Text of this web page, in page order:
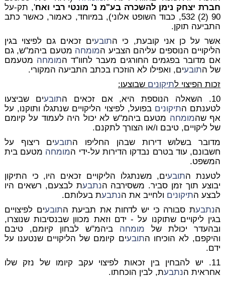
חברת יצחק נימן להשכרה בע"מ נ' מונטי רבי ואח', תק-על
90 (2) 532, כבוד השופט אלוני), במיוחד, כאמור, כאשר כתב
התביעה תוקן.
אשר על כן אני קובעת, כי התובעים זכאים גם לפיצוי בגין
הליקויים הנוספים עליהם הצביע המומחה מטעם ביהמ"ש, גם
אם מדובר בפגמים החורגים מעבר לחוו"ד המומחה מטעמם
של התובעים, ואפילו לא הוזכרו בכתב התביעה המקורי.
זכות הפיצוי לתיקונים שבוצעו:
10. השאלה הנוספת היא, אם זכאים ה
תובעים שביצעו
לטענתם התיקונים בפועל, לפיצוי הליקויים שנתגלו ותוקנו, על
אף שהמומחה מטעם ביהמ"ש לא יכול היה לעמוד על קיומם
של ליקויים, טיבם ו/או הצורך לתקנם.
מדובר בשלוש דירות שבהן החליפו התובעים ריצוף על
חשבונם, עוד בטרם נבדקו הדירות על-ידי המומחה מטעם בית
המשפט.
לטענת התובעים, משנתגלו הליקויים זכאים היו, כי התיקון
יבוצע תוך זמן סביר. משסירבה הנתבעת לבצעם, רשאים היו
לבצע התיקונים ולחייב את הנתבעת בעלותם.
הנתבעת סבורה כי יש לדחות את תביעת התובעים לפיצויים
בגין ליקויים שתוקנו על - ידם וזאת מכוון שבנסיבות שנוצרו,
ובהעדר יכולת של מומחה ביהמ"ש לבחון קיומם, טיבם
והיקפם, לא הוכיחו התובעים קיומם של הליקויים שנטענו על
ידם.
11. יש להבחין בין זכאות לפיצוי עקב קיומו של נזק שלו
אחראית הנתבעת, לבין הוכחתו.